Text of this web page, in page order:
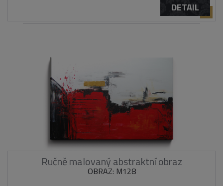
DETAIL
Ručně malovaný abstraktní obraz
OBRAZ: M128